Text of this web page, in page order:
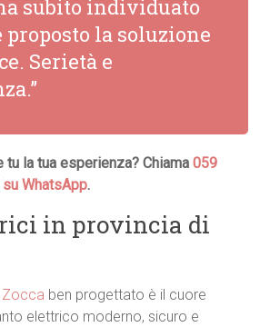
subito individuato
proposto la soluzione
Serietà e
tu la tua esperienza? Chiama059
WhatsApp.
in provincia di
ben progettato è il cuore
elettrico moderno, sicuro e